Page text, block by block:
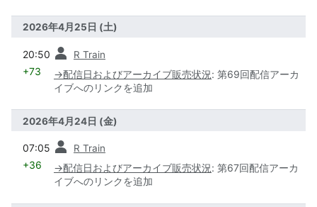
2026年4月25日 (土)
20:50 R Train
+73 →配信日およびアーカイブ販売状況: 第69回配信アーカ
イブへのリンクを追加
2026年4月24日 (金)
07:05 R Train
+36 →配信日およびアーカイブ販売状況: 第67回配信アーカ
イブへのリンクを追加